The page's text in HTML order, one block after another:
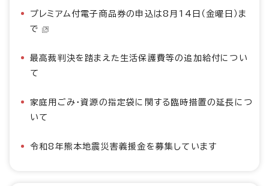
プレミアム付電子商品券の申込は8月14日（金曜日）ま
で
最高裁判決を踏まえた生活保護費等の追加給付につい
て
家庭用ごみ・資源の指定袋に関する臨時措置の延長につ
いて
令和8年熊本地震災害義援金を募集しています